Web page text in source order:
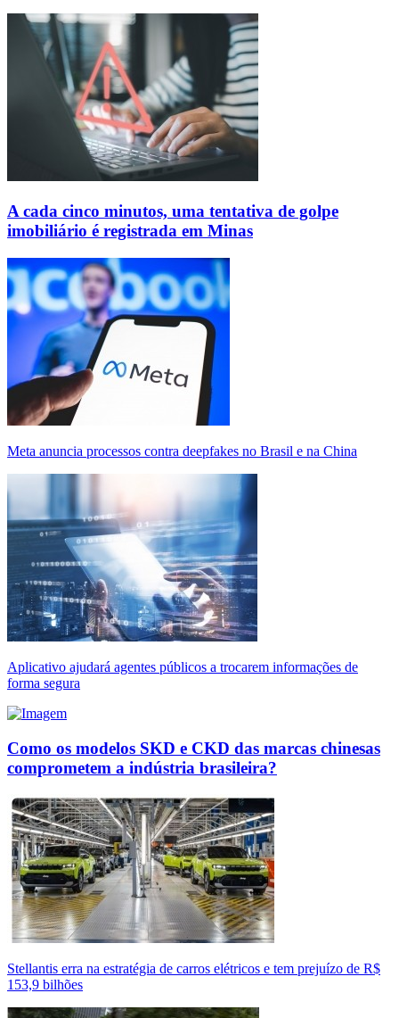
A cada cinco minutos, uma tentativa de golpe
imobiliário é registrada em Minas
Meta anuncia processos contra deepfakes no Brasil e na China
Aplicativo ajudará agentes públicos a trocarem informações de
forma segura
Como os modelos SKD e CKD das marcas chinesas
comprometem a indústria brasileira?
Stellantis erra na estratégia de carros elétricos e tem prejuízo de R$
153,9 bilhões